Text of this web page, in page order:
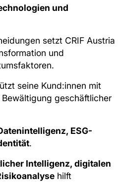
und
setzt CRIF Austria
und
seine Kund:innen mit
geschäftlicher
ESG-
.
Intelligenz, digitalen
hilft